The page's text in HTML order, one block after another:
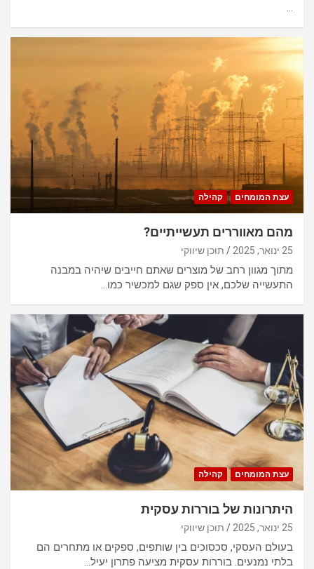
…
עצת המומחים קהילה
מהם מאווררים תעשייתיים?
25 ינואר, 2025 תוכן שיווקי
מתוך מגוון רחב של מוצרים שאתם חייבים שיהיה במבנה
התעשייה שלכם, אין ספק שגם למכשיר כמו…
עצת המומחים קהילה
היתרונות של בוררות עסקית
25 ינואר, 2025 תוכן שיווקי
בעולם העסקי, סכסוכים בין שותפים, ספקים או מתחרים הם
בלתי נמנעים. בוררות עסקית מציעה פתרון יעיל…